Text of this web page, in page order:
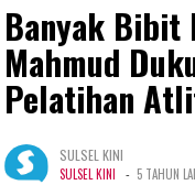
Banyak Bibit
Mahmud
Pelatihan
SULSEL KINI
SULSEL KINI - 5 TAHUN